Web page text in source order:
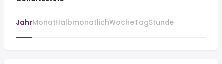
JahrMonatHalbmonatlichWocheTagStunde